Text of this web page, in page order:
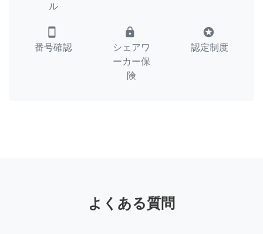
ル
smartphone
番号確認
lock
シェアワ
ーカー保
険
stars
認定制度
よくある質問